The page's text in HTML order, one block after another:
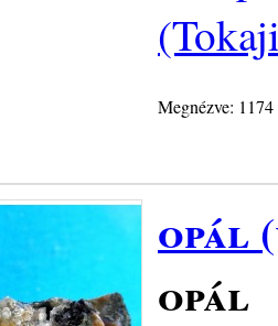
Megnézve:
opál
opál